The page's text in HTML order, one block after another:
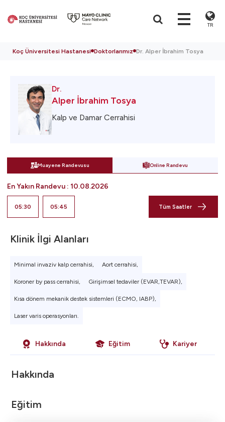
TR
Koç Üniversitesi Hastanesi Doktorlarımız Dr. Alper İbrahim Tosya
Dr.
Alper İbrahim Tosya
Kalp ve Damar Cerrahisi
Muayene Randevusu Online Randevu
En Yakın Randevu : 10.08.2026
05:30 05:45 Tüm Saatler
Klinik İlgi Alanları
Minimal invaziv kalp cerrahisi, Aort cerrahisi,
Koroner by pass cerrahisi, Girişimsel tedaviler (EVAR,TEVAR),
Kısa dönem mekanik destek sistemleri (ECMO, IABP),
Laser varis operasyonları.
Hakkında Eğitim Kariyer
Hakkında
Eğitim